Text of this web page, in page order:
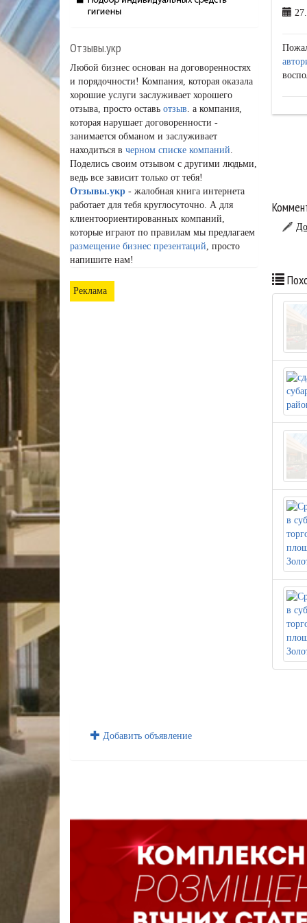
Отзывы.укр
Любой бизнес основан на договоренностях
и порядочности! Компания, которая оказала
хорошие услуги заслуживает хорошего
отзыва, просто оставь отзыв. а компания,
которая нарушает договоренности -
занимается обманом и заслуживает
находиться в черном списке компаний.
Поделись своим отзывом с другими людьми,
ведь все зависит только от тебя!
Отзывы.укр - жалобная книга интернета
работает для тебя круглосуточно. А для
клиентоориентированных компаний,
которые играют по правилам мы предлагаем
размещение бизнес презентаций, просто
напишите нам!
Реклама
Добавить объявление